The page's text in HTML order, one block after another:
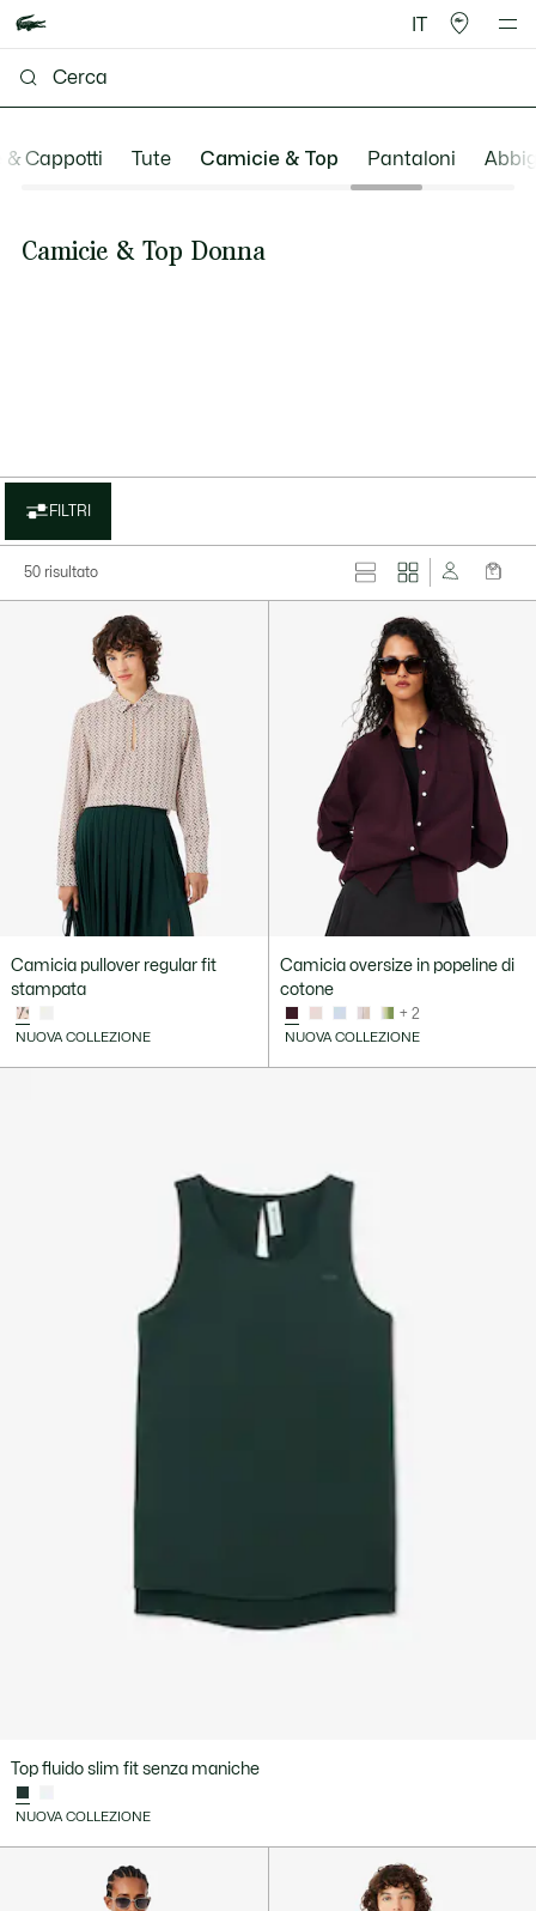
IT
& Cappotti Tute Camicie & Top Pantaloni
Camicie & Top Donna
FILTRI
50 risultato
Camicia pullover regular fit
stampata
NUOVA COLLEZIONE
Camicia oversize in popeline di
cotone
+ 2
NUOVA COLLEZIONE
Top fluido slim fit senza maniche
NUOVA COLLEZIONE